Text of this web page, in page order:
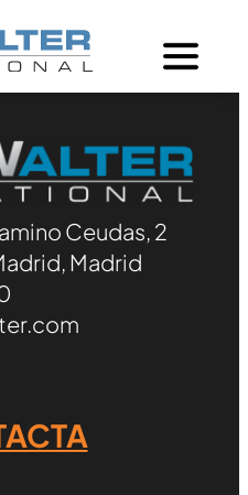
Ceudas, 2
Madrid